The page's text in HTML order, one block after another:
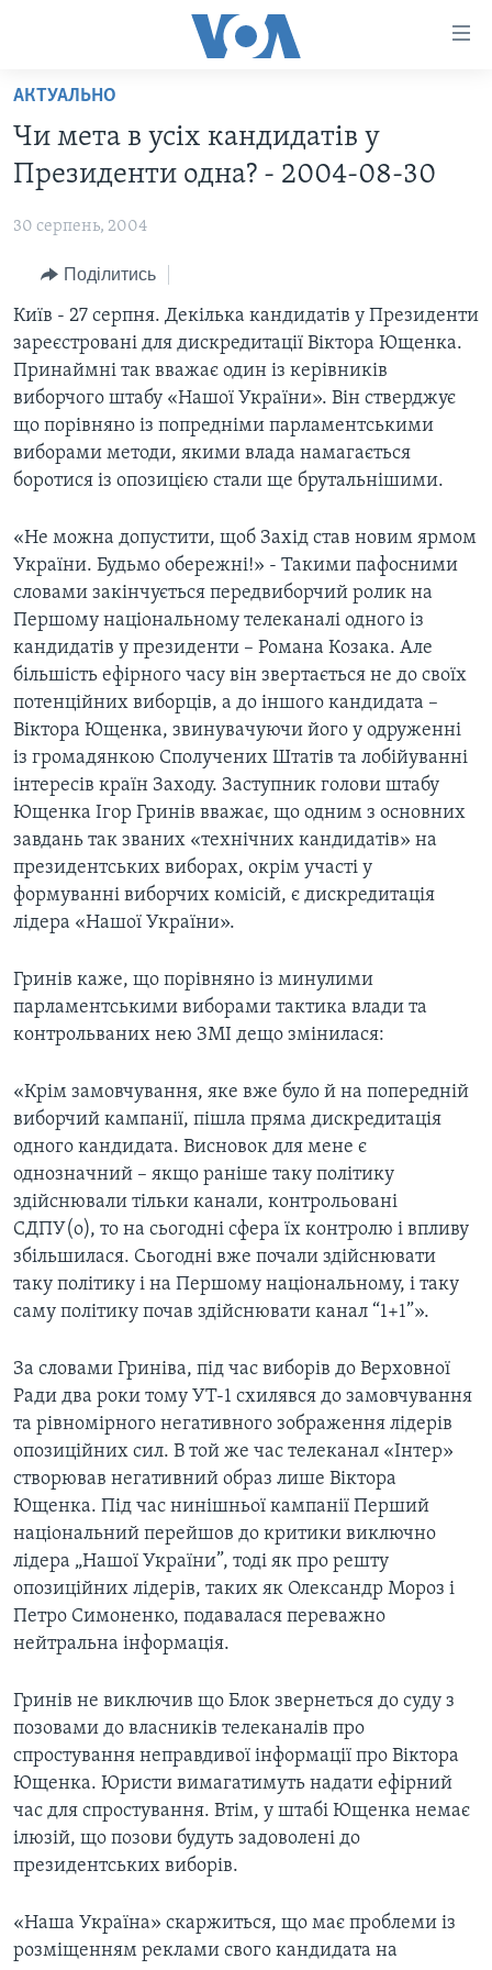
Перейти
матеріалу
Перейти
меню
Перейти
до
Пошуку
США
УКРАЇНА
ВІЙНА - ЦЕ ОСОБИСТЕ
УКРАЇНЦІ У СВІТІ
НАУКА
ЗДОРОВ'Я
КУЛЬТУРА
ІСТОРІЇ УСПІХУ УКРАЇНЦІВ
АНАЛІТИКА
ПОЛІТИКА В США
АДМІНІСТРАЦІЯ ПРЕЗИДЕНТА ТРАМПА: ПЕРШІ 100
УКРАЇНЦІ В АМЕРИЦІ
УКРАЇНА
ІНТЕРВ'Ю
БОРОТЬБА З ДЕЗІНФОРМАЦІЄЮ
ВІДЕО
ТЕЛЕПРОГРАМИ
ЧАС-TIME
БРИФІНГ ГОЛОСУ АМЕРИКИ
СТУДІЯ ВАШИНГТОН
ВІКНО В АМЕРИКУ
ПРАЙМ-ТАЙМ
ПОГЛЯД З ВАШИНГТОНА
ENGLISH
Learning English
МИ В СОЦМЕРЕЖАХ
Мови
АКТУАЛЬНО
Чи мета в усiх кандидатiв у
Президенти одна? - 2004-08-30
30 серпень, 2004
Поділитись
Київ - 27 серпня. Декілька кандидатів у Президенти
зареєстровані для дискредитації Вiктора Ющенка.
Принаймні так вважає один із керівників
виборчого штабу «Нашої України». Він стверджує
що порівняно із попредніми парламентськими
виборами методи, якими влада намагається
боротися із опозицією стали ще брутальнішими.
«Не можна допустити, щоб Захід став новим ярмом
України. Будьмо обережні!» - Такими пафосними
словами закінчується передвиборчий ролик на
Першому національному телеканалі одного із
кандидатів у президенти – Романа Козака. Але
більшість ефірного часу він звертається не до своїх
потенційних виборців, а до іншого кандидата –
Віктора Ющенка, звинувачуючи його у одруженні
із громадянкою Сполучених Штатів та лобійуванні
інтересів країн Заходу. Заступник голови штабу
Ющенка Ігор Гринів вважає, що одним з основних
завдань так званих «технічних кандидатів» на
президентських виборах, окрім участі у
формуванні виборчих комісій, є дискредитація
лідера «Нашої України».
Гринів каже, що порівняно із минулими
парламентськими виборами тактика влади та
контрольваних нею ЗМІ дещо змінилася:
«Крім замовчування, яке вже було й на попередній
виборчий кампанії, пішла пряма дискредитація
одного кандидата. Висновок для мене є
однозначний – якщо раніше таку політику
здійснювали тільки канали, контрольовані
СДПУ(о), то на сьогодні сфера їх контролю і впливу
збільшилася. Сьогодні вже почали здійснювати
таку політику і на Першому національному, і таку
саму політику почав здійснювати канал “1+1”».
За словами Гриніва, під час виборів до Верховної
Ради два роки тому УТ-1 схилявся до замовчування
та рівномірного негативного зображення лідерів
опозиційних сил. В той же час телеканал «Інтер»
створював негативний образ лише Віктора
Ющенка. Під час нинішньої кампанії Перший
національний перейшов до критики виключно
лідера „Нашої України”, тоді як про решту
опозиційних лідерів, таких як Олександр Мороз і
Петро Симоненко, подавалася переважно
нейтральна інформація.
Гринів не виключив що Блок звернеться до суду з
позовами до власників телеканалів про
спростування неправдивої інформації про Віктора
Ющенка. Юристи вимагатимуть надати ефірний
час для спростування. Втім, у штабі Ющенка немає
ілюзій, що позови будуть задоволені до
президентських виборів.
«Наша Україна» скаржиться, що має проблеми із
розміщенням реклами свого кандидата на